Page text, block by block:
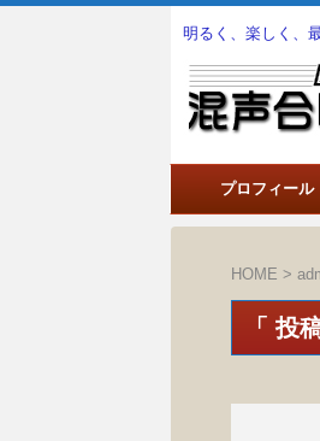
明るく、楽しく、
プロフィール
HOME >
「 投